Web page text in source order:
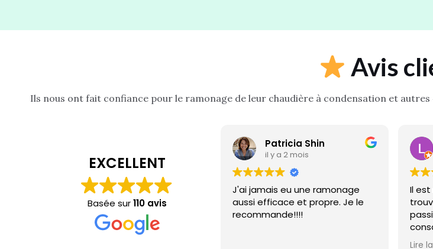
Avis
Ils nous ont fait confiance pour le ramonage de leur chaudière à condensation et
EXCELLENT
Basée sur110 avis
Patricia Shin
il y a 2 mois
J'ai jamais eu une ramonage
aussi efficace et propre. Je le
recommande!!!!
Il est
Lire